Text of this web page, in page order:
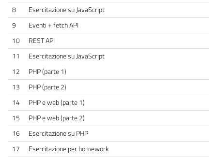
8
Esercitazione su JavaScript
9
Eventi + fetch API
10
REST API
11
Esercitazione su JavaScript
12
PHP (parte 1)
13
PHP (parte 2)
14
PHP e web (parte 1)
15
PHP e web (parte 2)
16
Esercitazione su PHP
17
Esercitazione per homework